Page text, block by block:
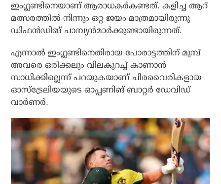
ഇംഗ്ലണ്ടിനെയാണ് ആരാധകര്‍കണ്ടത്. കളിച്ച ആറ്
മത്സരത്തില്‍ നിന്നും ഒറ്റ ജയം മാത്രമായിരുന്നു
ഡിഫന്‍ഡിങ് ചാമ്പ്യന്‍മാര്‍ക്കുണ്ടായിരുന്നത്.
എന്നാല്‍ ഇംഗ്ലണ്ടിനെതിരായ പോരാട്ടത്തിന് മുമ്പ്
അവരെ ഒരിക്കലും വിലകുറച്ച് കാണാന്‍
സാധിക്കില്ലെന്ന് പറയുകയാണ് ചിരവൈരികളായ
ഓസ്‌ട്രേലിയയുടെ ഓപ്പണിങ് ബാറ്റര്‍ ഡേവിഡ്
വാര്‍ണര്‍.